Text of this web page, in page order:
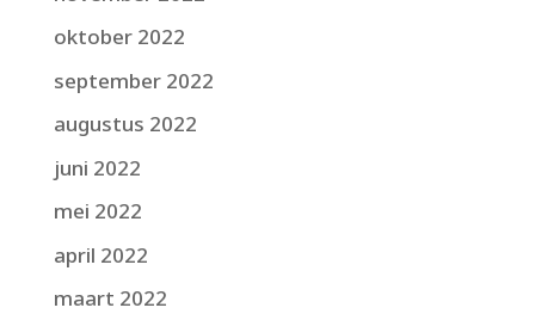
oktober 2022
september 2022
augustus 2022
juni 2022
mei 2022
april 2022
maart 2022